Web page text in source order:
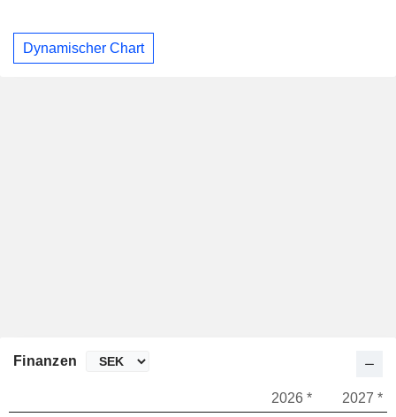
Dynamischer Chart
Finanzen
2026 *
2027 *